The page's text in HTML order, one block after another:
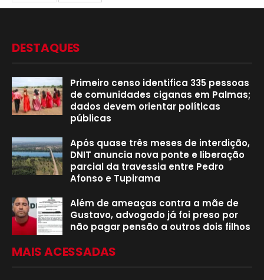
DESTAQUES
Primeiro censo identifica 335 pessoas
de comunidades ciganas em Palmas;
dados devem orientar políticas
públicas
Após quase três meses de interdição,
DNIT anuncia nova ponte e liberação
parcial da travessia entre Pedro
Afonso e Tupirama
Além de ameaças contra a mãe de
Gustavo, advogado já foi preso por
não pagar pensão a outros dois filhos
MAIS ACESSADAS